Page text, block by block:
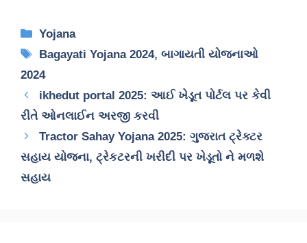
Categories
Yojana
Tags
Bagayati Yojana 2024,બાગાયતી યોજનાઓ
2024
ikhedut portal 2025: આઈ ખેડૂત પોર્ટલ પર કેવી
રીતે ઓનલાઈન અરજી કરવી
Tractor Sahay Yojana 2025: ગુજરાત ટ્રેક્ટર
સહાય યોજના, ટ્રેકટરની ખરીદી પર ખેડૂતો ને મળશે
સહાય